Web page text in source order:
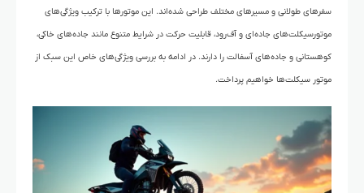
سفرهای طولانی و مسیرهای مختلف طراحی شده‌اند. این موتورها با ترکیب ویژگی‌های
موتورسیکلت‌های جاده‌ای و آف‌رود، قابلیت حرکت در شرایط متنوع مانند جاده‌های خاکی،
کوهستانی و جاده‌های آسفالت را دارند. در ادامه به بررسی ویژگی‌های خاص این سبک از
موتور سیکلت‌ها خواهیم پرداخت.